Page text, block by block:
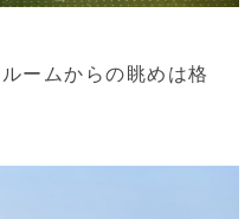
ームからの眺めは格